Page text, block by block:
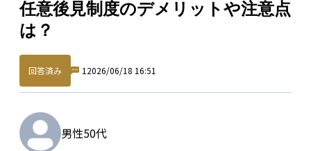
任意後見制度のデメリットや注意点
は？
回答済み 1 2026/06/18 16:51
男性50代